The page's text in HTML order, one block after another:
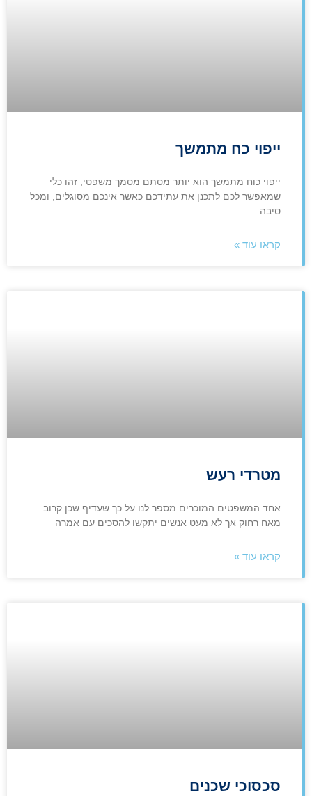
ייפוי כח מתמשך
ייפוי כוח מתמשך הוא יותר מסתם מסמך משפטי, זהו כלי
שמאפשר לכם לתכנן את עתידכם כאשר אינכם מסוגלים, ומכל
סיבה
קראו עוד »
מטרדי רעש
אחד המשפטים המוכרים מספר לנו על כך שעדיף שכן קרוב
מאח רחוק אך לא מעט אנשים יתקשו להסכים עם אמרה
קראו עוד »
סכסוכי שכנים